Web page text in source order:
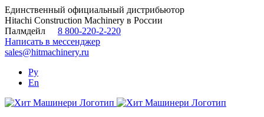
Skip
to
content
Единственный официальный дистрибьютор
Hitachi Construction Machinery в России
Палмдейл
8 800-220-2-220
Написать в мессенджер
sales@hitmachinery.ru
Ру
En